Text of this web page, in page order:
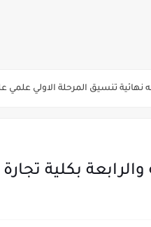
فتح باب التقديم للمعاهد
بكلية تجارة